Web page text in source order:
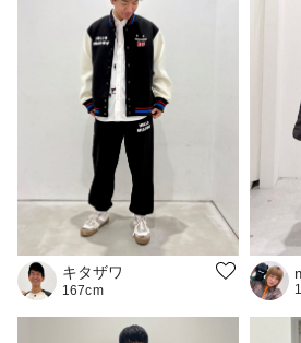
キタザワ
167cm